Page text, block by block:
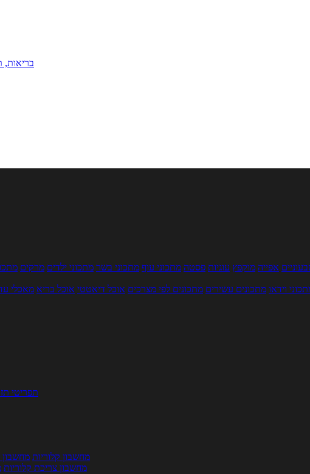
אפייה מוקפץ עוגיות פסטה מתכוני עוף מתכוני בשר מתכוני ילדים מרקים
וידאו מתכונים עשירים מתכונים לפי מצרכים אוכל דיאטטי אוכל בריא מאכלי
תפריטי
מחשבון קלוריות מחשבון
מחשבון צריכת קלוריות